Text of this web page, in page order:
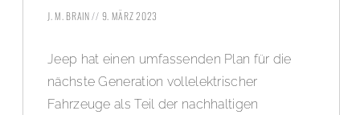
J. M. BRAIN 9. MÄRZ 2023
Jeep hat einen umfassenden Plan für die
nächste Generation vollelektrischer
Fahrzeuge als Teil der nachhaltigen